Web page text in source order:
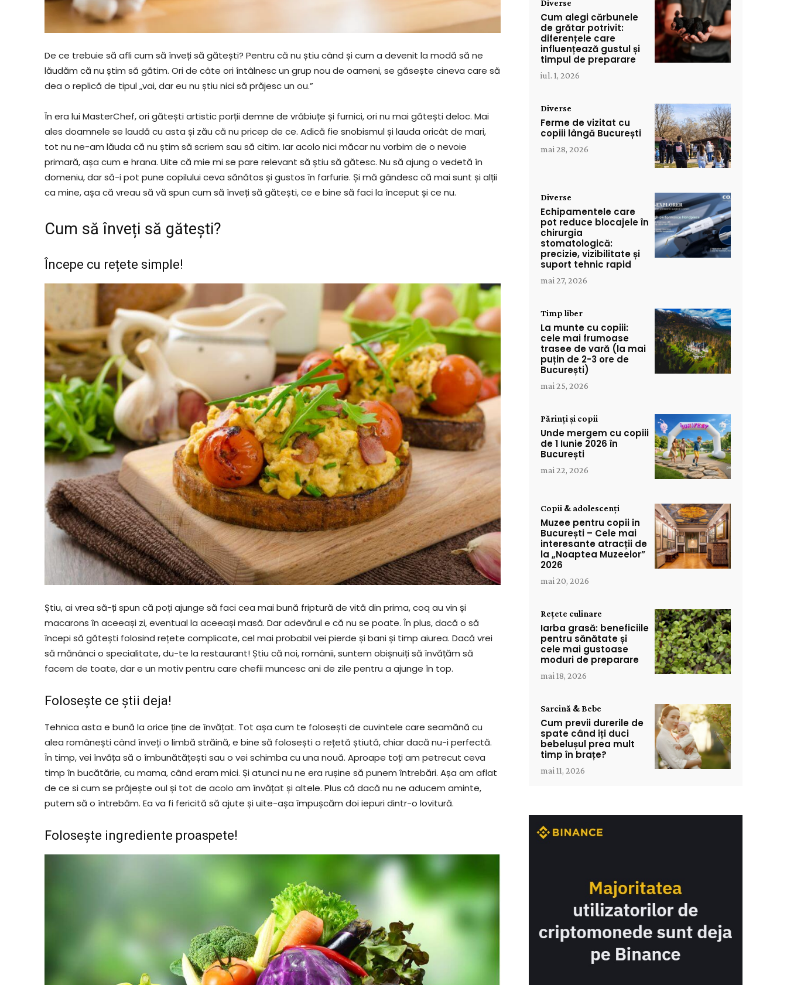
De ce trebuie să afli cum să înveți să gătești? Pentru că nu știu când și cum a devenit la modă să ne
lăudăm că nu știm să gătim. Ori de câte ori întâlnesc un grup nou de oameni, se găsește cineva care să
dea o replică de tipul „vai, dar eu nu știu nici să prăjesc un ou.”
În era lui MasterChef, ori gătești artistic porții demne de vrăbiuțe și furnici, ori nu mai gătești deloc. Mai
ales doamnele se laudă cu asta și zău că nu pricep de ce. Adică fie snobismul și lauda oricât de mari,
tot nu ne-am lăuda că nu știm să scriem sau să citim. Iar acolo nici măcar nu vorbim de o nevoie
primară, așa cum e hrana. Uite că mie mi se pare relevant să știu să gătesc. Nu să ajung o vedetă în
domeniu, dar să-i pot pune copilului ceva sănătos și gustos în farfurie. Și mă gândesc că mai sunt și alții
ca mine, așa că vreau să vă spun cum să înveți să gătești, ce e bine să faci la început și ce nu.
Cum să înveți să gătești?
Începe cu rețete simple!
Știu, ai vrea să-ți spun că poți ajunge să faci cea mai bună friptură de vită din prima, coq au vin și
macarons în aceeași zi, eventual la aceeași masă. Dar adevărul e că nu se poate. În plus, dacă o să
începi să gătești folosind rețete complicate, cel mai probabil vei pierde și bani și timp aiurea. Dacă vrei
să mănânci o specialitate, du-te la restaurant! Știu că noi, românii, suntem obișnuiți să învățăm să
facem de toate, dar e un motiv pentru care chefii muncesc ani de zile pentru a ajunge în top.
Folosește ce știi deja!
Tehnica asta e bună la orice ține de învățat. Tot așa cum te folosești de cuvintele care seamănă cu
alea românești când înveți o limbă străină, e bine să folosești o rețetă știută, chiar dacă nu-i perfectă.
În timp, vei învăța să o îmbunătățești sau o vei schimba cu una nouă. Aproape toți am petrecut ceva
timp în bucătărie, cu mama, când eram mici. Și atunci nu ne era rușine să punem întrebări. Așa am aflat
de ce si cum se prăjește oul și tot de acolo am învățat și altele. Plus că dacă nu ne aducem aminte,
putem să o întrebăm. Ea va fi fericită să ajute și uite-așa împușcăm doi iepuri dintr-o lovitură.
Folosește ingrediente proaspete!
Diverse
Cum alegi cărbunele
de grătar potrivit:
diferențele care
influențează gustul și
timpul de preparare
iul. 1, 2026
Diverse
Ferme de vizitat cu
copiii lângă București
mai 28, 2026
Diverse
Echipamentele care
pot reduce blocajele în
chirurgia
stomatologică:
precizie, vizibilitate și
suport tehnic rapid
mai 27, 2026
Timp liber
La munte cu copiii:
cele mai frumoase
trasee de vară (la mai
puțin de 2-3 ore de
București)
mai 25, 2026
Părinți și copii
Unde mergem cu copiii
de 1 Iunie 2026 în
București
mai 22, 2026
Copii & adolescenți
Muzee pentru copii în
București – Cele mai
interesante atracții de
la „Noaptea Muzeelor”
2026
mai 20, 2026
Rețete culinare
Iarba grasă: beneficiile
pentru sănătate și
cele mai gustoase
moduri de preparare
mai 18, 2026
Sarcină & Bebe
Cum previi durerile de
spate când îți duci
bebelușul prea mult
timp în brațe?
mai 11, 2026